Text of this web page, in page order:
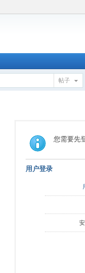
帖子
您需要先
用户登录